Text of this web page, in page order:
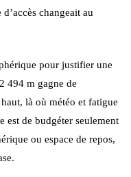
changeait au
pour justifier une
494 m gagne de
là où météo et fatigue
est de budgéter seulement
ou espace de repos,